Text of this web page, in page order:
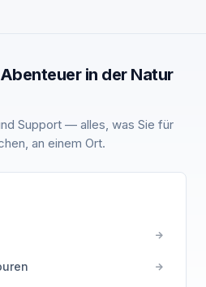
in der Natur
Support — alles, was Sie für
an einem Ort.